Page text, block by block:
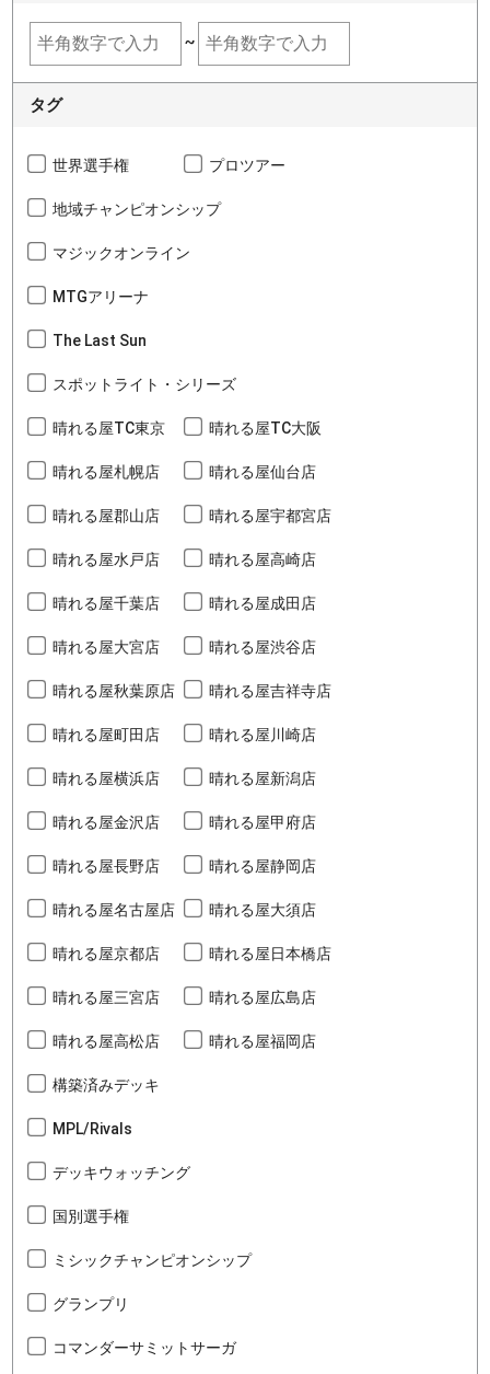
~
タグ
世界選手権 プロツアー
地域チャンピオンシップ
マジックオンライン
MTGアリーナ
The Last Sun
スポットライト・シリーズ
晴れる屋TC東京 晴れる屋TC大阪
晴れる屋札幌店 晴れる屋仙台店
晴れる屋郡山店 晴れる屋宇都宮店
晴れる屋水戸店 晴れる屋高崎店
晴れる屋千葉店 晴れる屋成田店
晴れる屋大宮店 晴れる屋渋谷店
晴れる屋秋葉原店 晴れる屋吉祥寺店
晴れる屋町田店 晴れる屋川崎店
晴れる屋横浜店 晴れる屋新潟店
晴れる屋金沢店 晴れる屋甲府店
晴れる屋長野店 晴れる屋静岡店
晴れる屋名古屋店 晴れる屋大須店
晴れる屋京都店 晴れる屋日本橋店
晴れる屋三宮店 晴れる屋広島店
晴れる屋高松店 晴れる屋福岡店
構築済みデッキ
MPL/Rivals
デッキウォッチング
国別選手権
ミシックチャンピオンシップ
グランプリ
コマンダーサミットサーガ